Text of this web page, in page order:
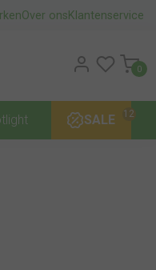
Over onsKlantenservice
0
SALE 12